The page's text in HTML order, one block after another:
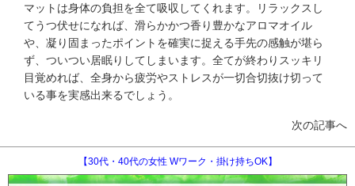
マットは身体の負担を全て吸収してくれます。リラックスし
てうつ伏せになれば、滑らかかつ香り豊かなアロマオイル
や、凝り固まったポイントを確実に捉える手先の感触が堪ら
ず、ついつい居眠りしてしまいます。全てが終わりスッキリ
目覚めれば、全身から疲労やストレスが一切合切抜け切って
いる事を実感出来るでしょう。
次の記事へ
【30代・40代の女性 Wワーク・掛け持ちOK】